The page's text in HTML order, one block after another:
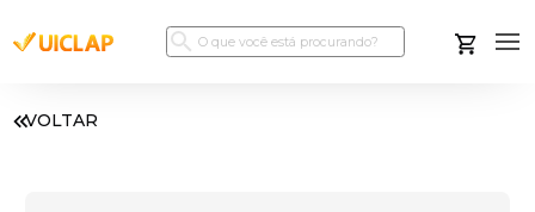
VOLTAR